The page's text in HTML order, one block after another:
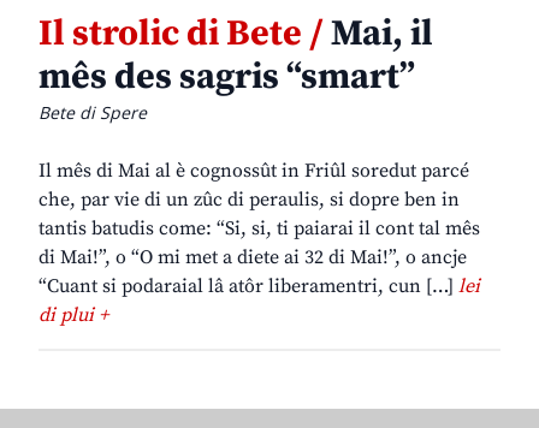
Il strolic di Bete /Mai, il
mês des sagris “smart”
Bete di Spere
Il mês di Mai al è cognossût in Friûl soredut parcé
che, par vie di un zûc di peraulis, si dopre ben in
tantis batudis come: “Si, si, ti paiarai il cont tal mês
di Mai!”, o “O mi met a diete ai 32 di Mai!”, o ancje
“Cuant si podaraial lâ atôr liberamentri, cun […] lei
di plui +